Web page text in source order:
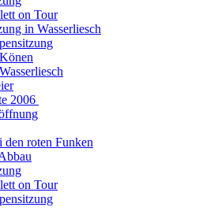
on Tour
in Wasserliesch
2006
den roten Funken
on Tour